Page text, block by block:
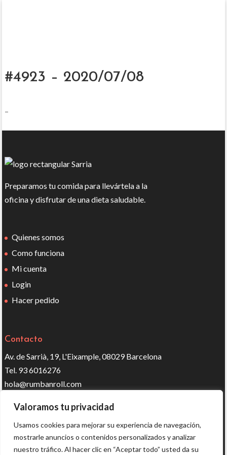
Valoramos tu privacidad
Usamos cookies para mejorar su experiencia de navegación,
mostrarle anuncios o contenidos personalizados y analizar
nuestro tráfico. Al hacer clic en “Aceptar todo” usted da su
#4923 – 2020/07/08
–
Preparamos tu comida para llevártela a la
oficina y disfrutar de una dieta saludable.
Quienes somos
Como funciona
Mi cuenta
Login
Hacer pedido
Contacto
Av. de Sarrià, 19, L'Eixample, 08029 Barcelona
Tel. 93 6016276
hola@rumbanroll.com
Síguenos en redes